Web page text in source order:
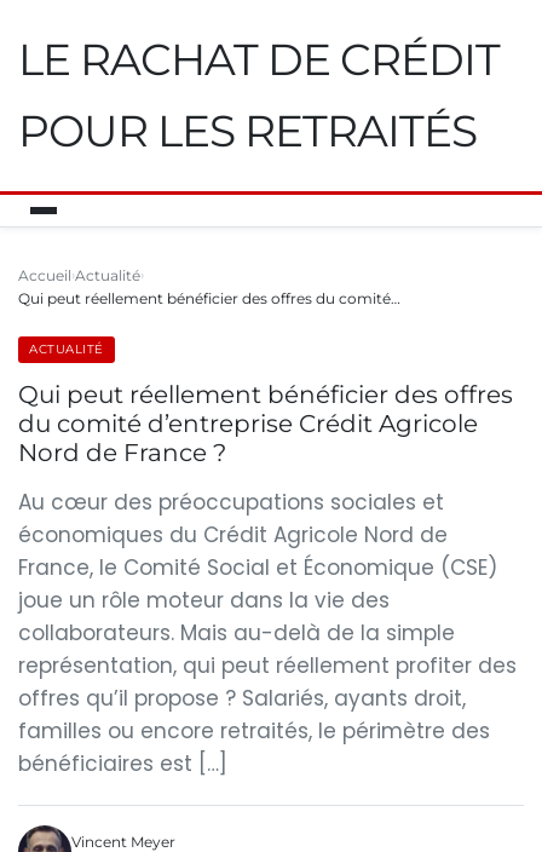
LE RACHAT DE CRÉDIT
POUR LES RETRAITÉS
Accueil Actualité
Qui peut réellement bénéficier des offres du comité…
ACTUALITÉ
Qui peut réellement bénéficier des offres
du comité d’entreprise Crédit Agricole
Nord de France ?
Au cœur des préoccupations sociales et
économiques du Crédit Agricole Nord de
France, le Comité Social et Économique (CSE)
joue un rôle moteur dans la vie des
collaborateurs. Mais au-delà de la simple
représentation, qui peut réellement profiter des
offres qu’il propose ? Salariés, ayants droit,
familles ou encore retraités, le périmètre des
bénéficiaires est […]
Vincent Meyer